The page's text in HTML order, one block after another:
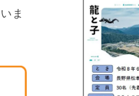
ま